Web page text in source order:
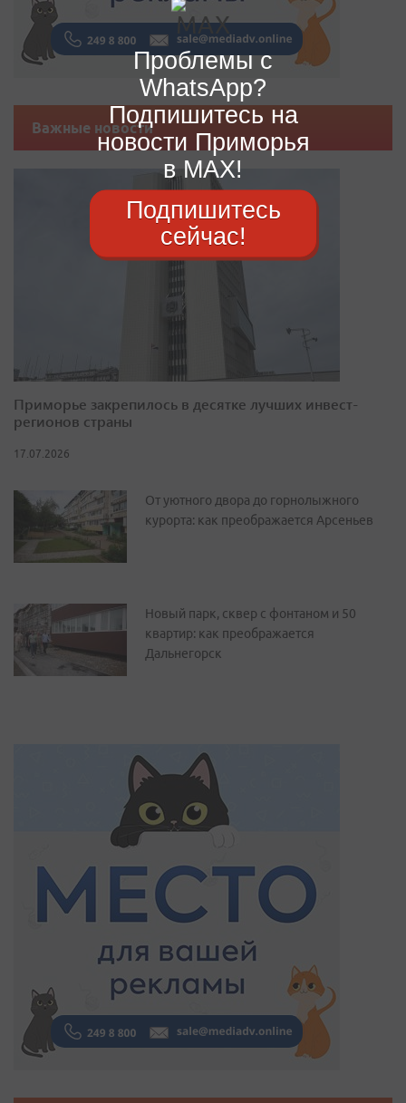
Важные новости
Приморье закрепилось в десятке лучших инвест-
регионов страны
17.07.2026
От уютного двора до горнолыжного
курорта: как преображается Арсеньев
Новый парк, сквер с фонтаном и 50
квартир: как преображается
Дальнегорск
Проблемы с
WhatsApp?
Подпишитесь на
новости Приморья
в MAX!
Подпишитесь
сейчас!